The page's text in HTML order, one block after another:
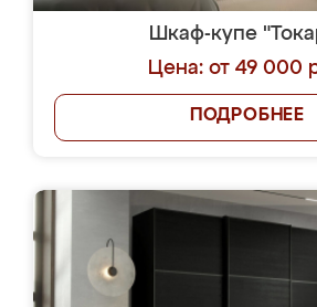
Шкаф-купе
Цена: от 49 000
ПОДРОБНЕЕ